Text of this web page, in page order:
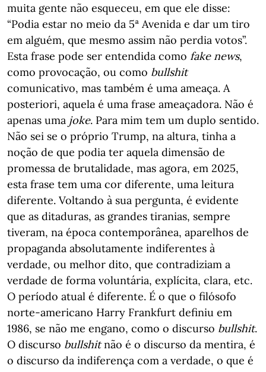
muita gente não esqueceu, em que ele disse:
“Podia estar no meio da 5ª Avenida e dar um tiro
em alguém, que mesmo assim não perdia votos”.
Esta frase pode ser entendida como fake news,
como provocação, ou como bullshit
comunicativo, mas também é uma ameaça. A
posteriori, aquela é uma frase ameaçadora. Não é
apenas uma joke. Para mim tem um duplo sentido.
Não sei se o próprio Trump, na altura, tinha a
noção de que podia ter aquela dimensão de
promessa de brutalidade, mas agora, em 2025,
esta frase tem uma cor diferente, uma leitura
diferente. Voltando à sua pergunta, é evidente
que as ditaduras, as grandes tiranias, sempre
tiveram, na época contemporânea, aparelhos de
propaganda absolutamente indiferentes à
verdade, ou melhor dito, que contradiziam a
verdade de forma voluntária, explícita, clara, etc.
O período atual é diferente. É o que o filósofo
norte-americano Harry Frankfurt definiu em
1986, se não me engano, como o discurso bullshit.
O discurso bullshitnão é o discurso da mentira, é
o discurso da indiferença com a verdade, o que é